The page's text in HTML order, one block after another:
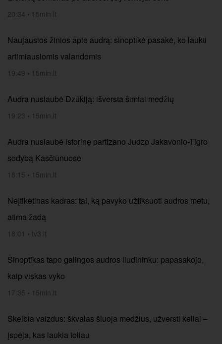
20:34 • 15min.lt
Naujausios žinios apie audrą: sinoptikė pasakė, ko laukti
artimiausiomis valandomis
19:49 • 15min.lt
Audra nusiaubė Dzūkiją: išversta šimtai medžių
19:23 • 15min.lt
Audra nusiaubė istorinę partizano Juozo Jakavonio-Tigro
sodybą Kasčiūnuose
18:15 • 15min.lt
Neįtikėtinas kadras: tai, ką pavyko užfiksuoti audros metu,
atima žadą
18:01 • tv3.lt
Sinoptikas tapo galingos audros liudininku: papasakojo,
kaip viskas vyko
17:35 • 15min.lt
Skelbia vaizdus: škvalas šluoja medžius, užversti keliai –
įspėja, kas laukia toliau